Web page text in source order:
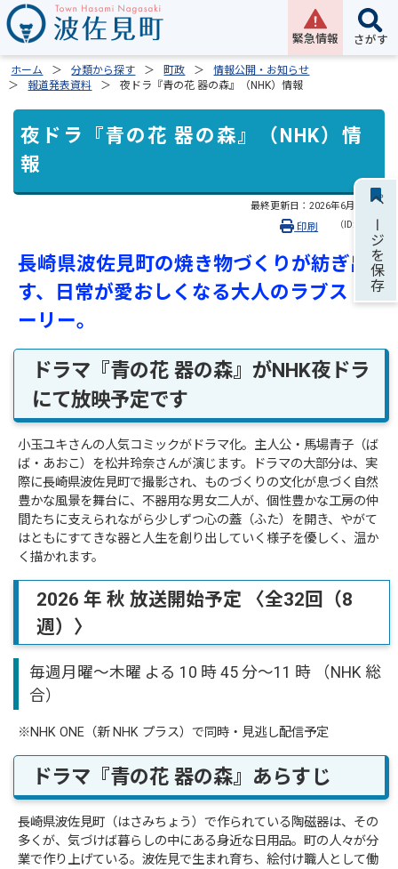
緊急情報 さがす
ホーム 分類から探す 町政
情報公開・お知らせ
報道発表資料
夜ドラ『青の花 器の森』（NHK）情報
夜ドラ『青の花 器の森』（NHK）情
報
最終更新日： 2026年6月23日
（ID:2395）
印刷
長崎県波佐見町の焼き物づくりが紡ぎ出
す、日常が愛おしくなる大人のラブスト
ーリー。
ドラマ『青の花 器の森』がNHK夜ドラ
にて放映予定です
小玉ユキさんの人気コミックがドラマ化。主人公・馬場青子（ば
ば・あおこ）を松井玲奈さんが演じます。ドラマの大部分は、実
際に長崎県波佐見町で撮影され、ものづくりの文化が息づく自然
豊かな風景を舞台に、不器用な男女二人が、個性豊かな工房の仲
間たちに支えられながら少しずつ心の蓋（ふた）を開き、やがて
はともにすてきな器と人生を創り出していく様子を優しく、温か
く描かれます。
2026 年 秋 放送開始予定 〈全32回（8
週）〉
毎週月曜～木曜 よる 10 時 45 分～11 時 （NHK 総
合）
※NHK ONE（新 NHK プラス）で同時・見逃し配信予定
ドラマ『青の花 器の森』あらすじ
長崎県波佐見町（はさみちょう）で作られている陶磁器は、その
多くが、気づけば暮らしの中にある身近な日用品。町の人々が分
業で作り上げている。波佐見で生まれ育ち、絵付け職人として働
ページを保存